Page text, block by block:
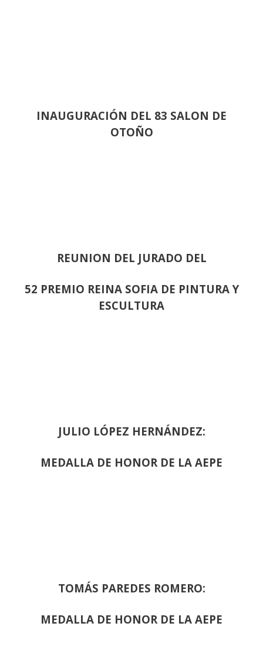
INAUGURACIÓN DEL 83 SALON DE
OTOÑO
REUNION DEL JURADO DEL
52 PREMIO REINA SOFIA DE PINTURA Y
ESCULTURA
JULIO LÓPEZ HERNÁNDEZ:
MEDALLA DE HONOR DE LA AEPE
TOMÁS PAREDES ROMERO:
MEDALLA DE HONOR DE LA AEPE